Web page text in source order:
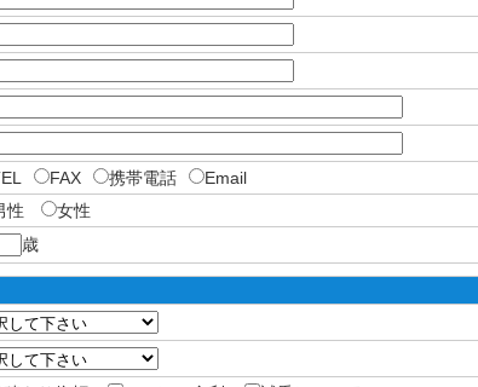
FAX 携帯電話
Email
性
女性
歳